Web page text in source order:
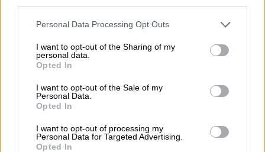
Personal Data Processing Opt Outs
I want to opt-out of the Sharing of my
personal data.
Opted In
I want to opt-out of the Sale of my
Personal Data.
Opted In
I want to opt-out of processing my
Personal Data for Targeted Advertising.
Opted In